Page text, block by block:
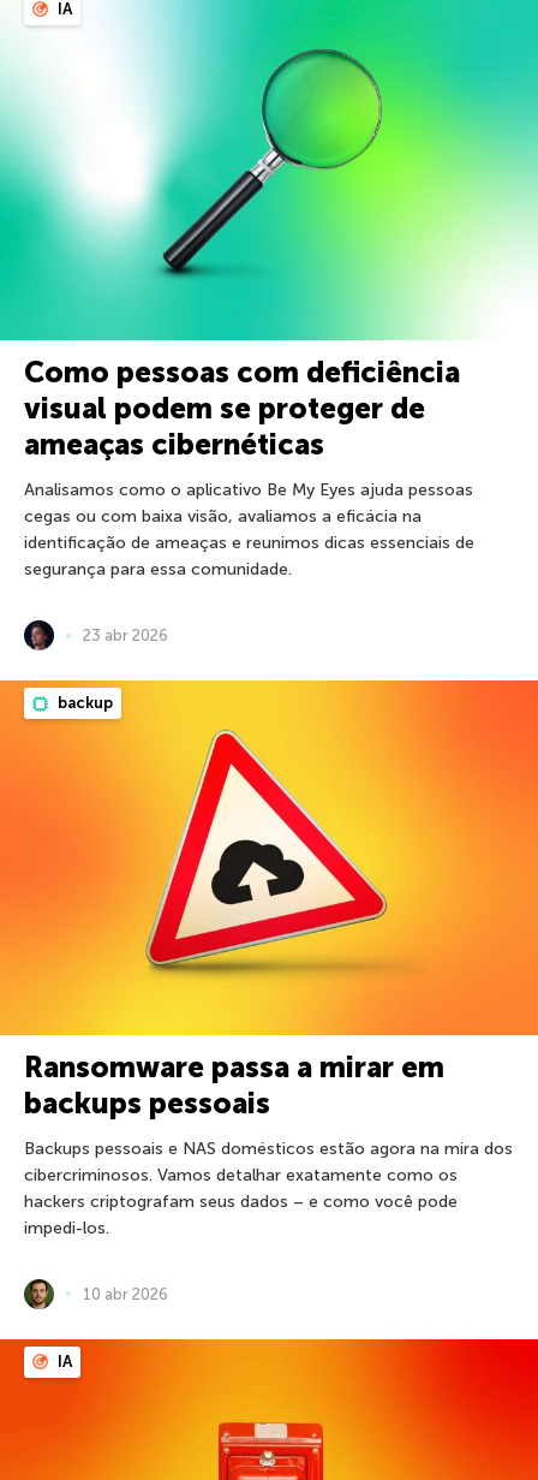
IA
Como pessoas com deficiência
visual podem se proteger de
ameaças cibernéticas
Analisamos como o aplicativo Be My Eyes ajuda pessoas
cegas ou com baixa visão, avaliamos a eficácia na
identificação de ameaças e reunimos dicas essenciais de
segurança para essa comunidade.
23 abr 2026
backup
Ransomware passa a mirar em
backups pessoais
Backups pessoais e NAS domésticos estão agora na mira dos
cibercriminosos. Vamos detalhar exatamente como os
hackers criptografam seus dados – e como você pode
impedi-los.
10 abr 2026
IA